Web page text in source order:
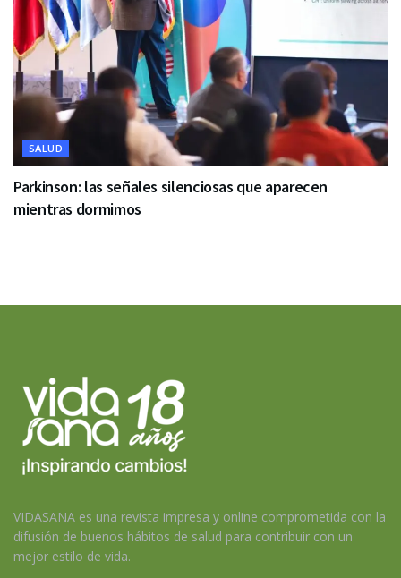
SALUD
Parkinson: las señales silenciosas que aparecen
mientras dormimos
VIDASANA es una revista impresa y online comprometida con la
difusión de buenos hábitos de salud para contribuir con un
mejor estilo de vida.